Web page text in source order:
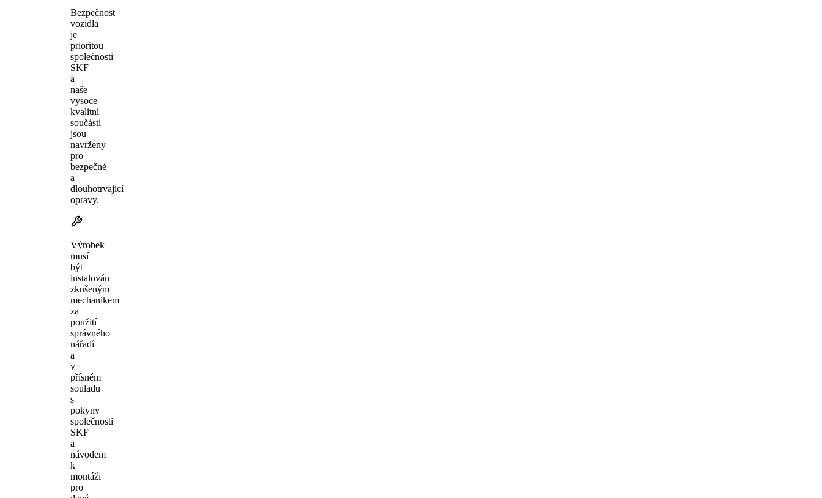
Bezpečnost
vozidla
je
prioritou
společnosti
SKF
a
naše
vysoce
kvalitní
součásti
jsou
navrženy
pro
bezpečné
a
dlouhotrvající
opravy.
Výrobek
musí
být
instalován
zkušeným
mechanikem
za
použití
správného
nářadí
a
v
přísném
souladu
s
pokyny
společnosti
SKF
a
návodem
k
montáži
pro